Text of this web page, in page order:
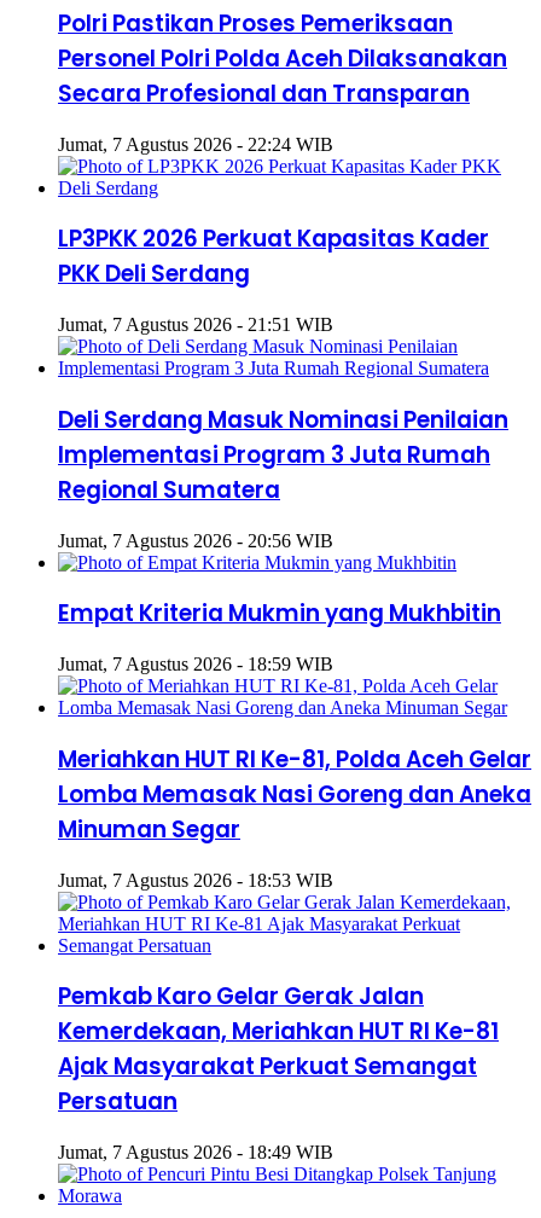
Polri Pastikan Proses Pemeriksaan
Personel Polri Polda Aceh Dilaksanakan
Secara Profesional dan Transparan
Jumat, 7 Agustus 2026 - 22:24 WIB
LP3PKK 2026 Perkuat Kapasitas Kader
PKK Deli Serdang
Jumat, 7 Agustus 2026 - 21:51 WIB
Deli Serdang Masuk Nominasi Penilaian
Implementasi Program 3 Juta Rumah
Regional Sumatera
Jumat, 7 Agustus 2026 - 20:56 WIB
Empat Kriteria Mukmin yang Mukhbitin
Jumat, 7 Agustus 2026 - 18:59 WIB
Meriahkan HUT RI Ke-81, Polda Aceh Gelar
Lomba Memasak Nasi Goreng dan Aneka
Minuman Segar
Jumat, 7 Agustus 2026 - 18:53 WIB
Pemkab Karo Gelar Gerak Jalan
Kemerdekaan, Meriahkan HUT RI Ke-81
Ajak Masyarakat Perkuat Semangat
Persatuan
Jumat, 7 Agustus 2026 - 18:49 WIB